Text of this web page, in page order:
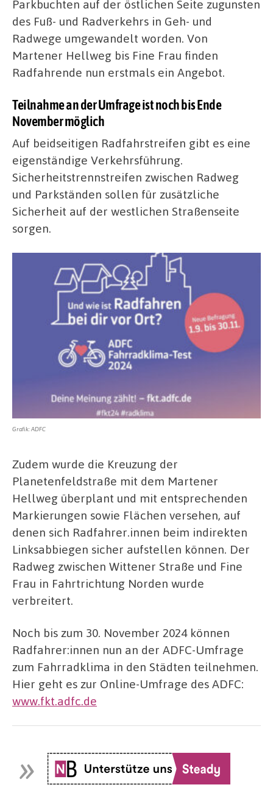
Parkbuchten auf der östlichen Seite zugunsten
des Fuß- und Radverkehrs in Geh- und
Radwege umgewandelt worden. Von
Martener Hellweg bis Fine Frau finden
Radfahrende nun erstmals ein Angebot.
Teilnahme an der Umfrage ist noch bis Ende
November möglich
Auf beidseitigen Radfahrstreifen gibt es eine
eigenständige Verkehrsführung.
Sicherheitstrennstreifen zwischen Radweg
und Parkständen sollen für zusätzliche
Sicherheit auf der westlichen Straßenseite
sorgen.
Grafik: ADFC
Zudem wurde die Kreuzung der
Planetenfeldstraße mit dem Martener
Hellweg überplant und mit entsprechenden
Markierungen sowie Flächen versehen, auf
denen sich Radfahrer.innen beim indirekten
Linksabbiegen sicher aufstellen können. Der
Radweg zwischen Wittener Straße und Fine
Frau in Fahrtrichtung Norden wurde
verbreitert.
Noch bis zum 30. November 2024 können
Radfahrer:innen nun an der ADFC-Umfrage
zum Fahrradklima in den Städten teilnehmen.
Hier geht es zur Online-Umfrage des ADFC:
www.fkt.adfc.de